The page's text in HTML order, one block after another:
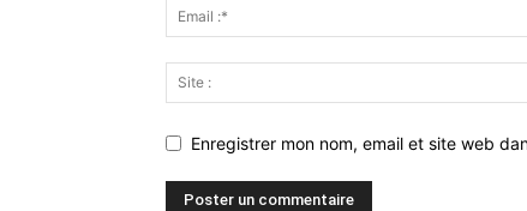
Enregistrer mon nom, email et site web